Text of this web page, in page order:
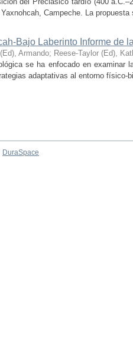
Campeche. La
Bajo Laberinto Informe de
Armando; Reese-Taylor (Ed),
se ha enfocado en examinar
adaptativas al entorno físico-
DuraSpace